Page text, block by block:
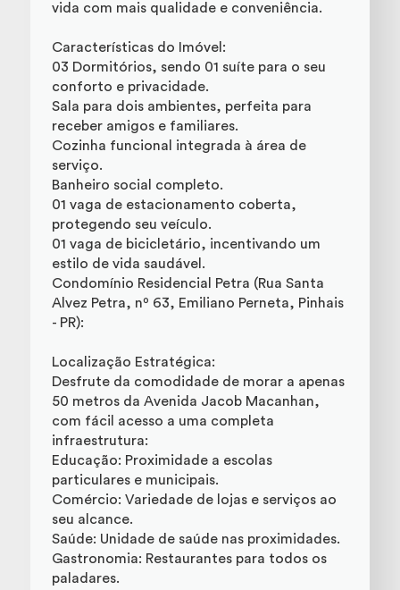
vida com mais qualidade e conveniência.
Características do Imóvel:
03 Dormitórios, sendo 01 suíte para o seu
conforto e privacidade.
Sala para dois ambientes, perfeita para
receber amigos e familiares.
Cozinha funcional integrada à área de
serviço.
Banheiro social completo.
01 vaga de estacionamento coberta,
protegendo seu veículo.
01 vaga de bicicletário, incentivando um
estilo de vida saudável.
Condomínio Residencial Petra (Rua Santa
Alvez Petra, nº 63, Emiliano Perneta, Pinhais
- PR):
Localização Estratégica:
Desfrute da comodidade de morar a apenas
50 metros da Avenida Jacob Macanhan,
com fácil acesso a uma completa
infraestrutura:
Educação: Proximidade a escolas
particulares e municipais.
Comércio: Variedade de lojas e serviços ao
seu alcance.
Saúde: Unidade de saúde nas proximidades.
Gastronomia: Restaurantes para todos os
paladares.